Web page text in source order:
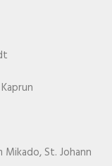
St. Johann